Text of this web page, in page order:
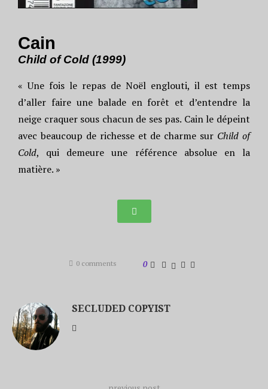
Cain
Child of Cold (1999)
« Une fois le repas de Noël englouti, il est temps
d’aller faire une balade en forêt et d’entendre la
neige craquer sous chacun de ses pas. Cain le dépeint
avec beaucoup de richesse et de charme sur Child of
Cold, qui demeure une référence absolue en la
matière. »
0 comments 0
SECLUDED COPYIST